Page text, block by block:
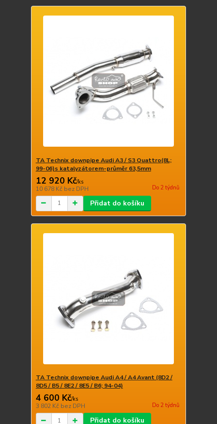
TA Technix downpipe Audi A3 / S3 Quattro(8L;
99-06)s katalyzátorem-průměr 63,5mm
12 920 Kč/ks
10 678 Kč bez DPH Do 2 týdnů
Přidat do košíku
TA Technix downpipe Audi A4 / A4 Avant (8D2 /
8D5 / B5 / 8E2 / 8E5 / B6; 94-04)
4 600 Kč/ks
3 802 Kč bez DPH Do 2 týdnů
Přidat do košíku